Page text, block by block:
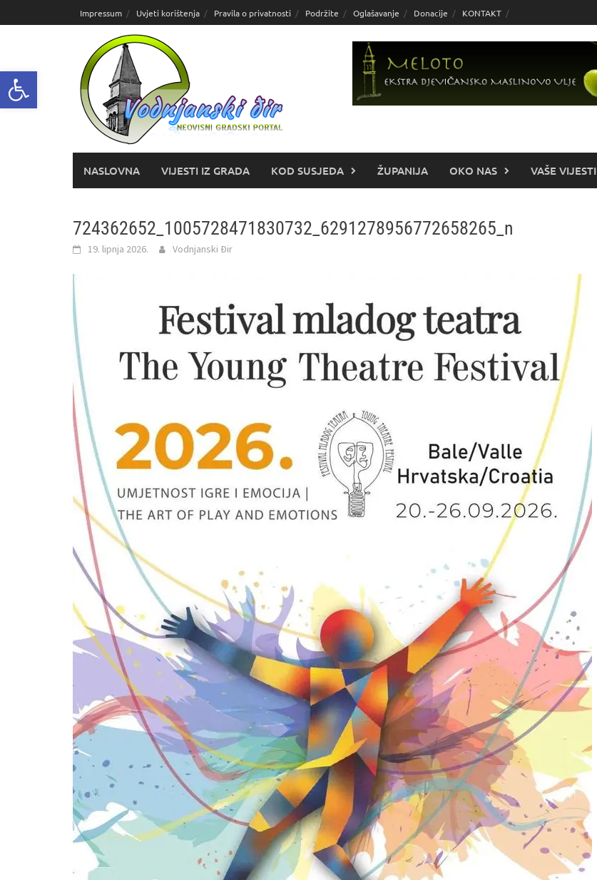
Open toolbar
do
Impressum Uvjeti korištenja Pravila o privatnosti Podržite Oglašavanje Donacije KONTAKT
NASLOVNA VIJESTI IZ GRADA KOD SUSJEDA ŽUPANIJA OKO NAS VAŠE VIJESTI
724362652_1005728471830732_6291278956772658265_n
19. lipnja 2026. Vodnjanski Đir